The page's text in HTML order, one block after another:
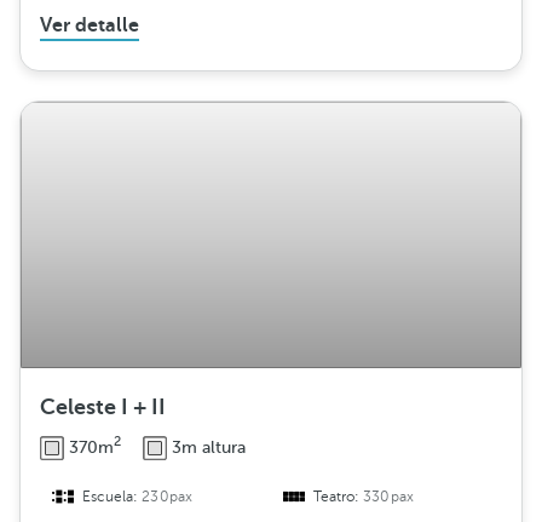
Ver detalle
Celeste I + II
370m2 3m altura
Escuela:230pax Teatro:330pax